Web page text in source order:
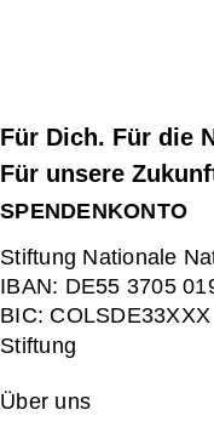
Für Dich. Für die
Für unsere
SPENDENKONTO
Stiftung Nationale
IBAN: DE55 3705
BIC: COLSDE33XXX
Stiftung
Über uns